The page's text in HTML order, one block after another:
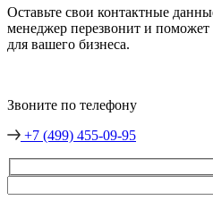
Оставьте свои контактные
менеджер перезвонит и
для вашего бизнеса.
Звоните по телефону
+7 (499) 455-09-95